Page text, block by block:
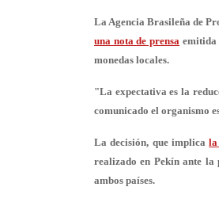
La Agencia Brasileña de
una nota de prensa emitida
monedas locales.
"La expectativa es la
comunicado el organismo
La decisión, que implicala
realizado en Pekín ante la
ambos países.